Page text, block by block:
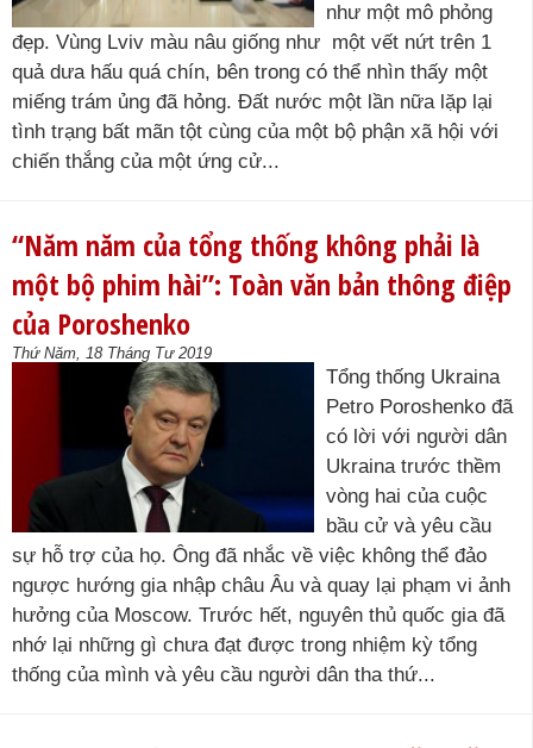
như một mô phỏng
đẹp. Vùng Lviv màu nâu giống như một vết nứt trên 1
quả dưa hấu quá chín, bên trong có thể nhìn thấy một
miếng trám ủng đã hỏng. Đất nước một lần nữa lặp lại
tình trạng bất mãn tột cùng của một bộ phận xã hội với
chiến thắng của một ứng cử...
“Năm năm của tổng thống không phải là
một bộ phim hài”: Toàn văn bản thông điệp
của Poroshenko
Thứ Năm, 18 Tháng Tư 2019
Tổng thống Ukraina
Petro Poroshenko đã
có lời với người dân
Ukraina trước thềm
vòng hai của cuộc
bầu cử và yêu cầu
sự hỗ trợ của họ. Ông đã nhắc về việc không thể đảo
ngược hướng gia nhập châu Âu và quay lại phạm vi ảnh
hưởng của Moscow. Trước hết, nguyên thủ quốc gia đã
nhớ lại những gì chưa đạt được trong nhiệm kỳ tổng
thống của mình và yêu cầu người dân tha thứ...